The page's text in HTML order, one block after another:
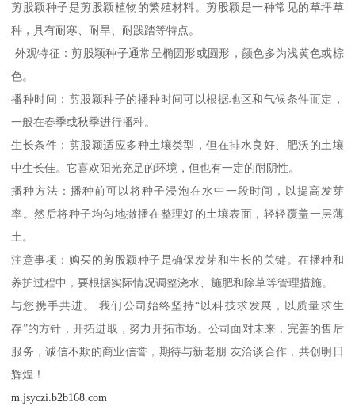
剪股颖种子是剪股颖植物的繁殖材料。剪股颖是一种常见的草坪草
种，具有耐寒、耐旱、耐践踏等特点。
外观特征：剪股颖种子通常呈椭圆形或圆形，颜色多为浅黄色或棕
色。
播种时间：剪股颖种子的播种时间可以根据地区和气候条件而定，
一般在春季或秋季进行播种。
生长条件：剪股颖适应多种土壤类型，但在排水良好、肥沃的土壤
中生长佳。它喜欢阳光充足的环境，但也有一定的耐阴性。
播种方法：播种前可以将种子浸泡在水中一段时间，以提高发芽
率。然后将种子均匀地撒播在整理好的土壤表面，轻轻覆盖一层薄
土。
注意事项：购买的剪股颖种子是确保发芽和生长的关键。在播种和
养护过程中，要根据实际情况调整浇水、施肥和除草等管理措施。
与您携手共进。 我们公司始终坚持“以科技求发展，以质量求生
存”的方针，开拓进取，努力开拓市场。公司面对未来，完善的售后
服务，诚信不欺的商业信誉，期待与新老朋 友洽谈合作，共创明日
辉煌！
m.jsyczi.b2b168.com